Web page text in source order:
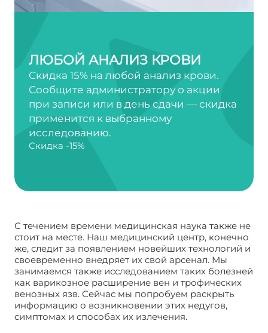
ЛЮБОЙ АНАЛИЗ КРОВИ
Скидка 15% на любой анализ крови.
Сообщите администратору о акции
при записи или в день сдачи — скидка
применится к выбранному
исследованию.
Скидка -15%
С течением времени медицинская наука также не
стоит на месте. Наш медицинский центр, конечно
же, следит за появлением новейших технологий и
своевременно внедряет их свой арсенал. Мы
занимаемся также исследованием таких болезней
как варикозное расширение вен и трофических
венозных язв. Сейчас мы попробуем раскрыть
информацию о возникновении этих недугов,
симптомах и способах их излечения.